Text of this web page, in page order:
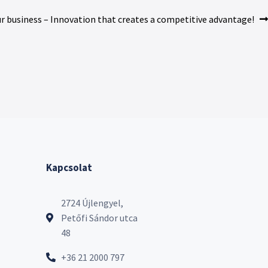
business – Innovation that creates a competitive advantage!
Kapcsolat
2724 Újlengyel,
Petőfi Sándor utca
48
+36 21 2000 797